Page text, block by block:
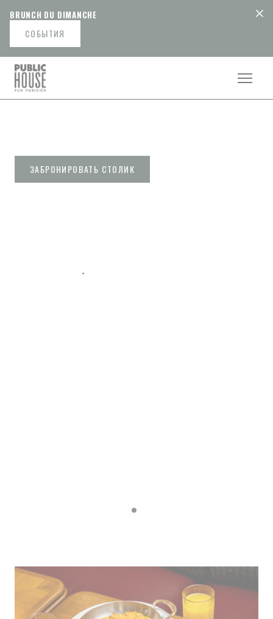
BRUNCH DU DIMANCHE
СОБЫТИЯ
ЗАБРОНИРОВАТЬ СТОЛИК
Facebook ((открывается в новом окне))